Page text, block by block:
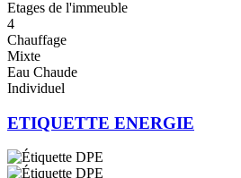
Etages de l'immeuble
4
Chauffage
Mixte
Eau Chaude
Individuel
ETIQUETTE ENERGIE